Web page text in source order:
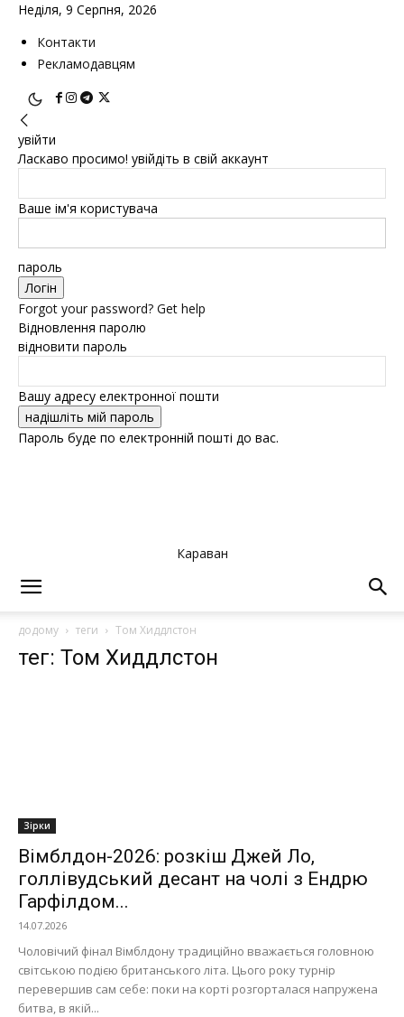
Неділя, 9 Серпня, 2026
Контакти
Рекламодавцям
увійти
Ласкаво просимо! увійдіть в свій аккаунт
Ваше ім'я користувача
пароль
Forgot your password? Get help
Відновлення паролю
відновити пароль
Вашу адресу електронної пошти
Пароль буде по електронній пошті до вас.
Караван
додому теги Том Хиддлстон
тег: Том Хиддлстон
Зірки
Вімблдон-2026: розкіш Джей Ло,
голлівудський десант на чолі з Ендрю
Гарфілдом...
14.07.2026
Чоловічий фінал Вімблдону традиційно вважається головною
світською подією британського літа. Цього року турнір
перевершив сам себе: поки на корті розгорталася напружена
битва, в якій...